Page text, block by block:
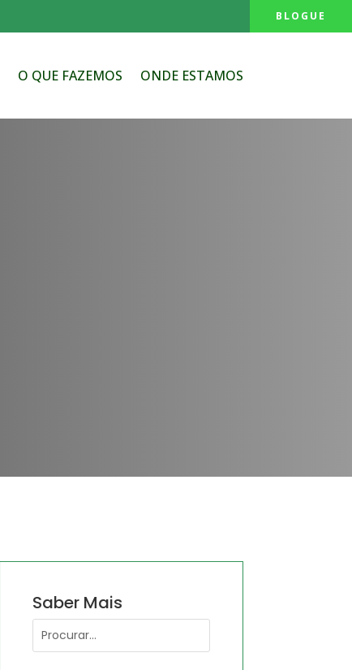
BLOGUE
O QUE FAZEMOS ONDE ESTAMOS
Saber Mais